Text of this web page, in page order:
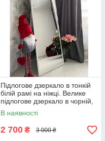
Підлогове дзеркало в тонкій
білій рамі на ніжці. Велике
підлогове дзеркало в чорній,
білій рамі з ніжкою
В наявності
2 700 ₴ 3 000 ₴